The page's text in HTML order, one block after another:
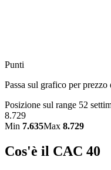
Punti
Passa sul grafico per
Posizione sul range 52
8.729
Min 7.635Max 8.729
Cos'è il CAC 40